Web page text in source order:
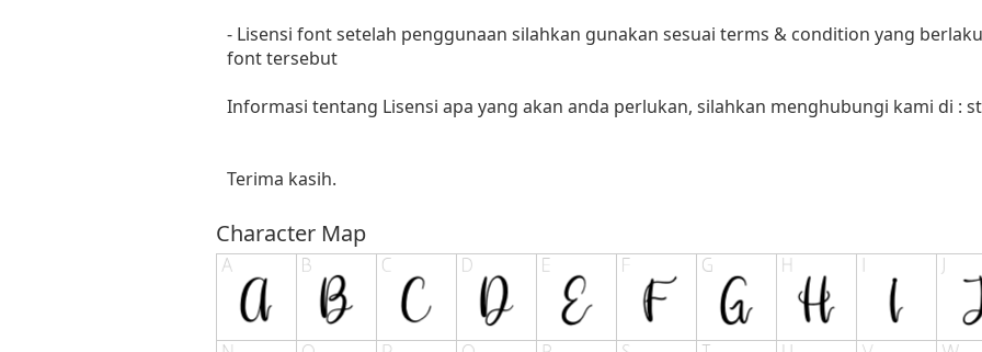
- Lisensi font setelah penggunaan silahkan gunakan sesuai terms & condition yang
font tersebut
Informasi tentang Lisensi apa yang akan anda perlukan, silahkan menghubungi kami di :
Terima kasih.
Character Map